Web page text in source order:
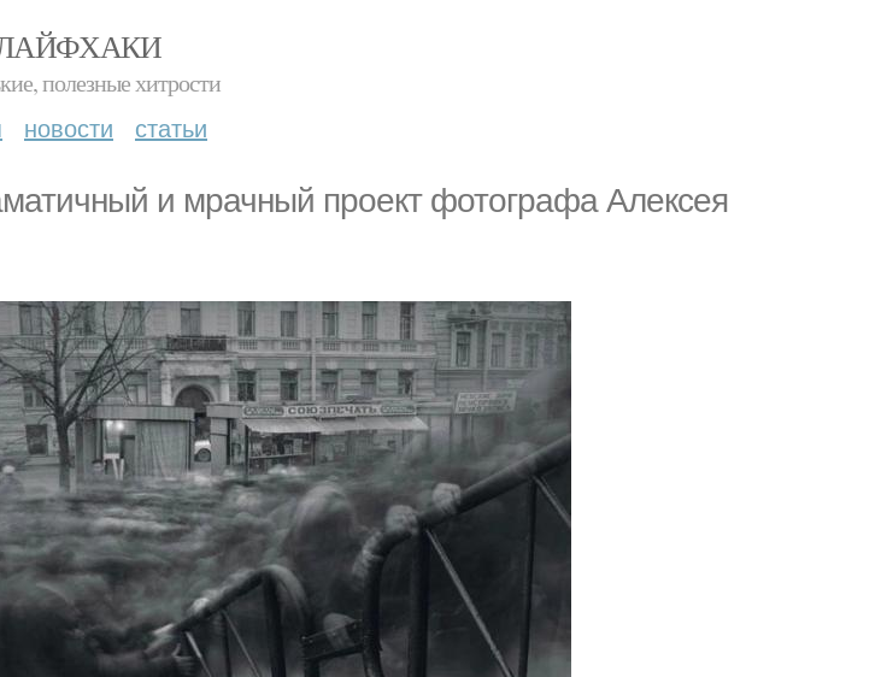
полезные хитрости
новости статьи
и мрачный проект фотографа Алексея